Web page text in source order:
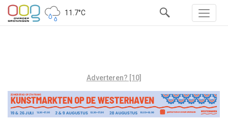
11.7°C
Adverteren? [10]